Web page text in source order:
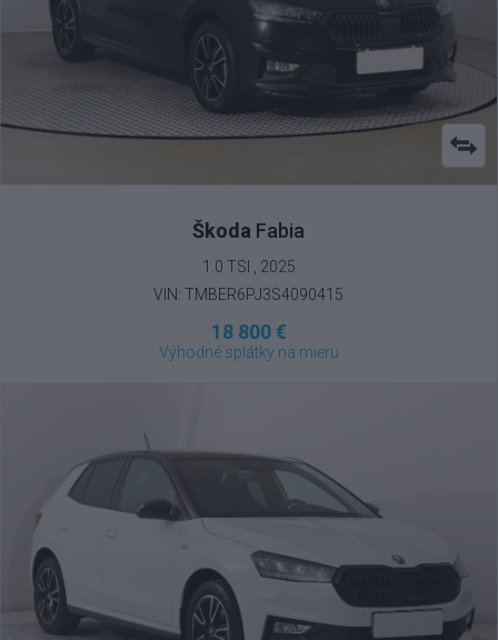
Škoda Fabia
1.0 TSI , 2025
VIN: TMBER6PJ3S4090415
18 800 €
Výhodné splátky na mieru